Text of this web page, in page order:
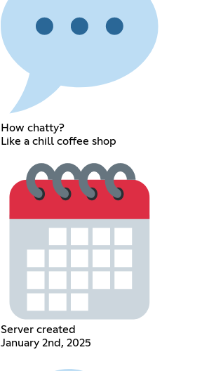
How chatty?
Like a chill coffee shop
Server created
January 2nd, 2025